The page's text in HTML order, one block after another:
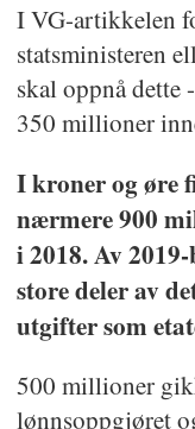
I VG-artikkelen
statsministeren
skal oppnå dette
350 millioner
I kroner og øre
nærmere 900
i 2018. Av
store deler av
utgifter som
500 millioner
lønnsoppgjøret